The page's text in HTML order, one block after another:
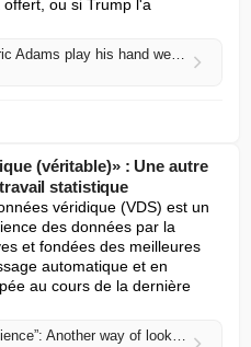
ou si Trump l'a
Game theory corner: did Eric Adams play his hand well? (It’s a little like Murder on the Orient Express, it’s a little like The Sting.)
(véritable)» : Une autre
statistique
véridique (VDS) est un
des données par la
et fondées des meilleures
automatique et en
au cours de la dernière
“Veridical (truthful) Data Science”: Another way of looking at statistical workflow